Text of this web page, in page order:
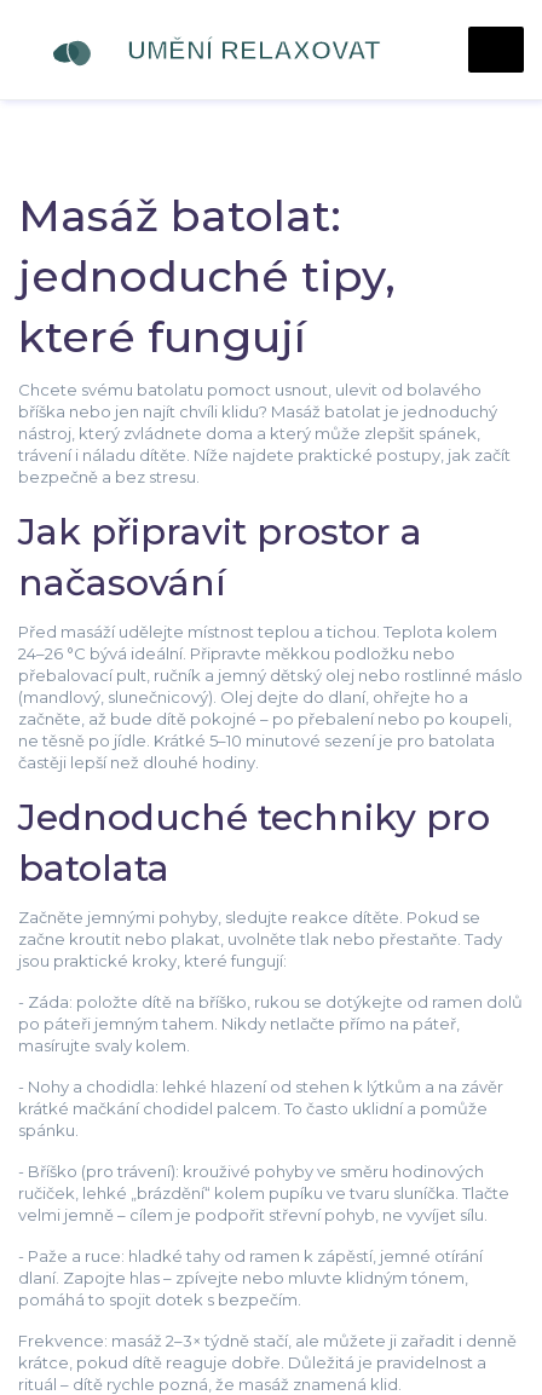
Masáž batolat:
jednoduché tipy,
které fungují
Chcete svému batolatu pomoct usnout, ulevit od bolavého
bříška nebo jen najít chvíli klidu? Masáž batolat je jednoduchý
nástroj, který zvládnete doma a který může zlepšit spánek,
trávení i náladu dítěte. Níže najdete praktické postupy, jak začít
bezpečně a bez stresu.
Jak připravit prostor a
načasování
Před masáží udělejte místnost teplou a tichou. Teplota kolem
24–26 °C bývá ideální. Připravte měkkou podložku nebo
přebalovací pult, ručník a jemný dětský olej nebo rostlinné máslo
(mandlový, slunečnicový). Olej dejte do dlaní, ohřejte ho a
začněte, až bude dítě pokojné – po přebalení nebo po koupeli,
ne těsně po jídle. Krátké 5–10 minutové sezení je pro batolata
častěji lepší než dlouhé hodiny.
Jednoduché techniky pro
batolata
Začněte jemnými pohyby, sledujte reakce dítěte. Pokud se
začne kroutit nebo plakat, uvolněte tlak nebo přestaňte. Tady
jsou praktické kroky, které fungují:
- Záda: položte dítě na bříško, rukou se dotýkejte od ramen dolů
po páteři jemným tahem. Nikdy netlačte přímo na páteř,
masírujte svaly kolem.
- Nohy a chodidla: lehké hlazení od stehen k lýtkům a na závěr
krátké mačkání chodidel palcem. To často uklidní a pomůže
spánku.
- Bříško (pro trávení): krouživé pohyby ve směru hodinových
ručiček, lehké „brázdění“ kolem pupíku ve tvaru sluníčka. Tlačte
velmi jemně – cílem je podpořit střevní pohyb, ne vyvíjet sílu.
- Paže a ruce: hladké tahy od ramen k zápěstí, jemné otírání
dlaní. Zapojte hlas – zpívejte nebo mluvte klidným tónem,
pomáhá to spojit dotek s bezpečím.
Frekvence: masáž 2–3× týdně stačí, ale můžete ji zařadit i denně
krátce, pokud dítě reaguje dobře. Důležitá je pravidelnost a
rituál – dítě rychle pozná, že masáž znamená klid.